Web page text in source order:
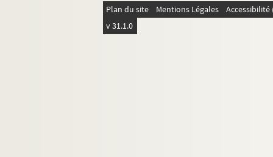
Plan du site Mentions Légales
v 31.1.0